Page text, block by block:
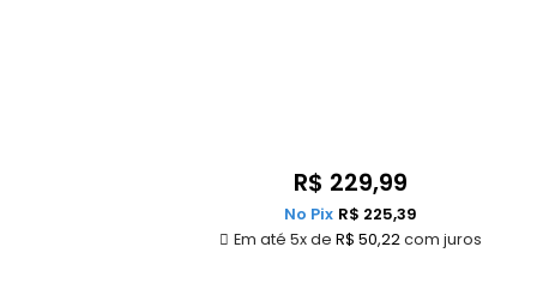
R$ 229,99
Em até 5x de R$ 50,22com juros
No Pix R$ 225,39